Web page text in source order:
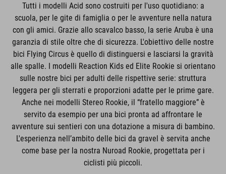
Tutti i modelli Acid sono costruiti per l'uso quotidiano: a
scuola, per le gite di famiglia o per le avventure nella natura
con gli amici. Grazie allo scavalco basso, la serie Aruba è una
garanzia di stile oltre che di sicurezza. L'obiettivo delle nostre
bici Flying Circus è quello di distinguersi e lasciarsi la gravità
alle spalle. I modelli Reaction Kids ed Elite Rookie si orientano
sulle nostre bici per adulti delle rispettive serie: struttura
leggera per gli sterrati e proporzioni adatte per le prime gare.
Anche nei modelli Stereo Rookie, il “fratello maggiore” è
servito da esempio per una bici pronta ad affrontare le
avventure sui sentieri con una dotazione a misura di bambino.
L'esperienza nell’ambito delle bici da gravel è servita anche
come base per la nostra Nuroad Rookie, progettata per i
ciclisti più piccoli.